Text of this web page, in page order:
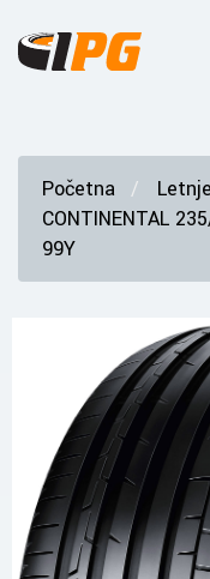
Početna
CONTINENTAL
99Y